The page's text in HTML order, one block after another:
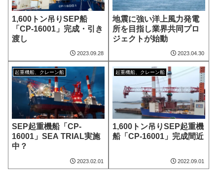
1,600トン吊りSEP船
「CP-16001」完成・引き
渡し
2023.09.28
地震に強い洋上風力発電
所を目指し業界共同プロ
ジェクトが始動
2023.04.30
起重機船、クレーン船
SEP起重機船「CP-
16001」SEA TRIAL実施
中？
2023.02.01
起重機船、クレーン船
1,600トン吊りSEP起重機
船「CP-16001」完成間近
2022.09.01